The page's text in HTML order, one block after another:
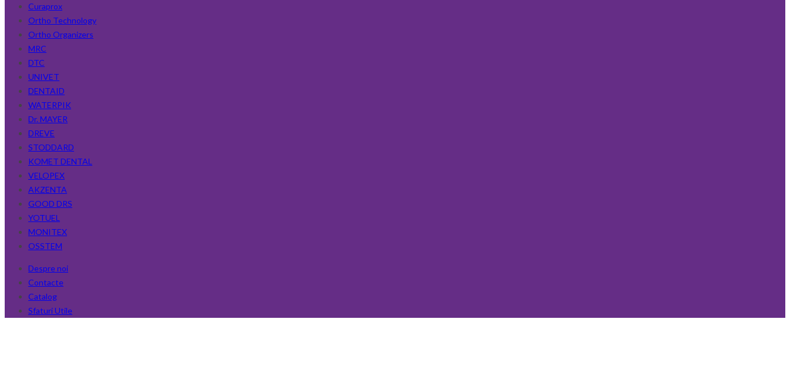
Curaprox
Ortho Technology
Ortho Organizers
MRC
DTC
UNIVET
DENTAID
WATERPIK
Dr. MAYER
DREVE
STODDARD
KOMET DENTAL
VELOPEX
AKZENTA
GOOD DRS
YOTUEL
MONITEX
OSSTEM
Despre noi
Contacte
Catalog
Sfaturi Utile